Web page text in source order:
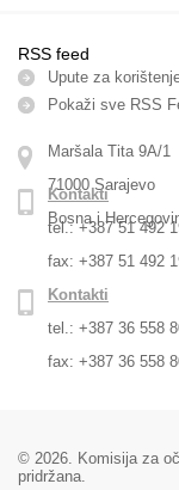
RSS feed
Upute za
Pokaži sve RSS
Maršala Tita 9A/1
71000 Sarajevo
Bosna i
Kontakti
tel.: +387 51 492
fax: +387 51 492
Kontakti
tel.: +387 36 558
fax: +387 36 558
© 2026. Komisija za
pridržana.